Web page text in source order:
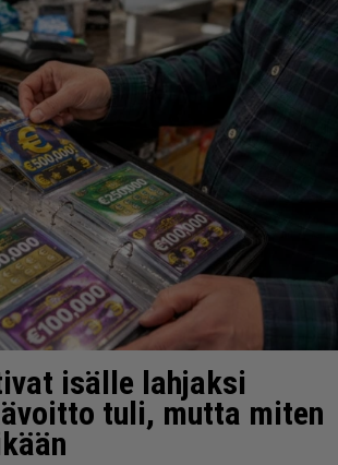
isälle lahjaksi
tuli, mutta miten